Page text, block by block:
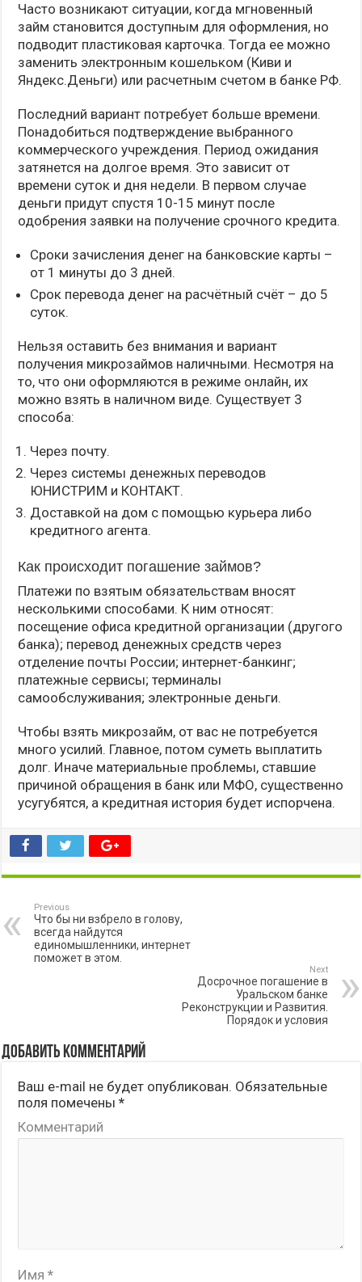
Часто возникают ситуации, когда мгновенный
займ становится доступным для оформления, но
подводит пластиковая карточка. Тогда ее можно
заменить электронным кошельком (Киви и
Яндекс.Деньги) или расчетным счетом в банке РФ.
Последний вариант потребует больше времени.
Понадобиться подтверждение выбранного
коммерческого учреждения. Период ожидания
затянется на долгое время. Это зависит от
времени суток и дня недели. В первом случае
деньги придут спустя 10-15 минут после
одобрения заявки на получение срочного кредита.
Сроки зачисления денег на банковские карты –
от 1 минуты до 3 дней.
Срок перевода денег на расчётный счёт – до 5
суток.
Нельзя оставить без внимания и вариант
получения микрозаймов наличными. Несмотря на
то, что они оформляются в режиме онлайн, их
можно взять в наличном виде. Существует 3
способа:
Через почту.
Через системы денежных переводов
ЮНИСТРИМ и КОНТАКТ.
Доставкой на дом с помощью курьера либо
кредитного агента.
Как происходит погашение займов?
Платежи по взятым обязательствам вносят
несколькими способами. К ним относят:
посещение офиса кредитной организации (другого
банка); перевод денежных средств через
отделение почты России; интернет-банкинг;
платежные сервисы; терминалы
самообслуживания; электронные деньги.
Чтобы взять микрозайм, от вас не потребуется
много усилий. Главное, потом суметь выплатить
долг. Иначе материальные проблемы, ставшие
причиной обращения в банк или МФО, существенно
усугубятся, а кредитная история будет испорчена.
Previous
Что бы ни взбрело в голову,
всегда найдутся
единомышленники, интернет
поможет в этом.
Next
Досрочное погашение в
Уральском банке
Реконструкции и Развития.
Порядок и условия
Добавить комментарий
Ваш e-mail не будет опубликован. Обязательные
поля помечены*
Комментарий
Имя*